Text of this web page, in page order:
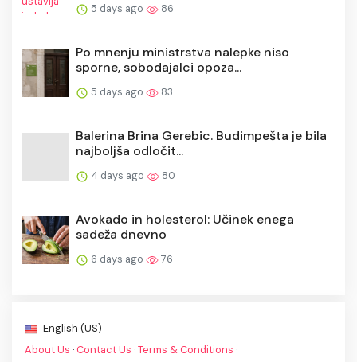
5 days ago 86
Po mnenju ministrstva nalepke niso
sporne, sobodajalci opoza...
5 days ago 83
Balerina Brina Gerebic. Budimpešta je bila
najboljša odločit...
4 days ago 80
Avokado in holesterol: Učinek enega
sadeža dnevno
6 days ago 76
English (US)
About Us · Contact Us ·Terms & Conditions ·